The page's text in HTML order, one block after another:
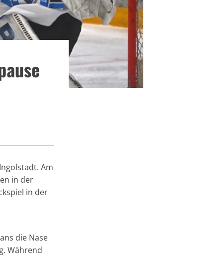
Am
in der
in der
die Nase
Während